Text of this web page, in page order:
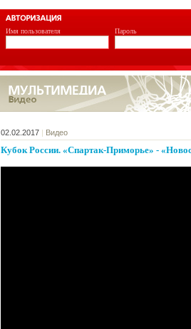
Имя пользователя Пароль
02.02.2017 | Видео
Кубок России. «Спартак-Приморье» -